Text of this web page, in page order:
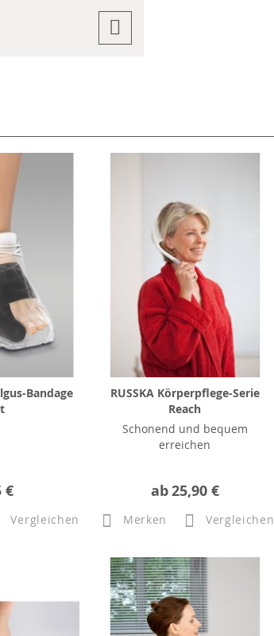
Bandage
€
Vergleichen
RUSSKA Körperpflege-Serie
Reach
Schonend und bequem
erreichen
ab25,90 €
Merken Vergleichen